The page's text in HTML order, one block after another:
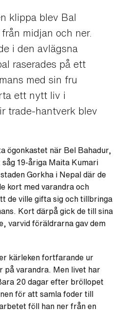
klippa blev Bal
midjan och ner.
i den avlägsna
raserades på ett
med sin fru
ett nytt liv i
trade-hantverk blev
ögonkastet när Bel Bahadur,
19-åriga Maita Kumari
Gorkha i Nepal där de
kort med varandra och
de ville gifta sig och tillbringa
Kort därpå gick de till sina
varvid föräldrarna gav dem
kärleken fortfarande ur
på varandra. Men livet har
20 dagar efter bröllopet
för att samla foder till
föll han ner från en